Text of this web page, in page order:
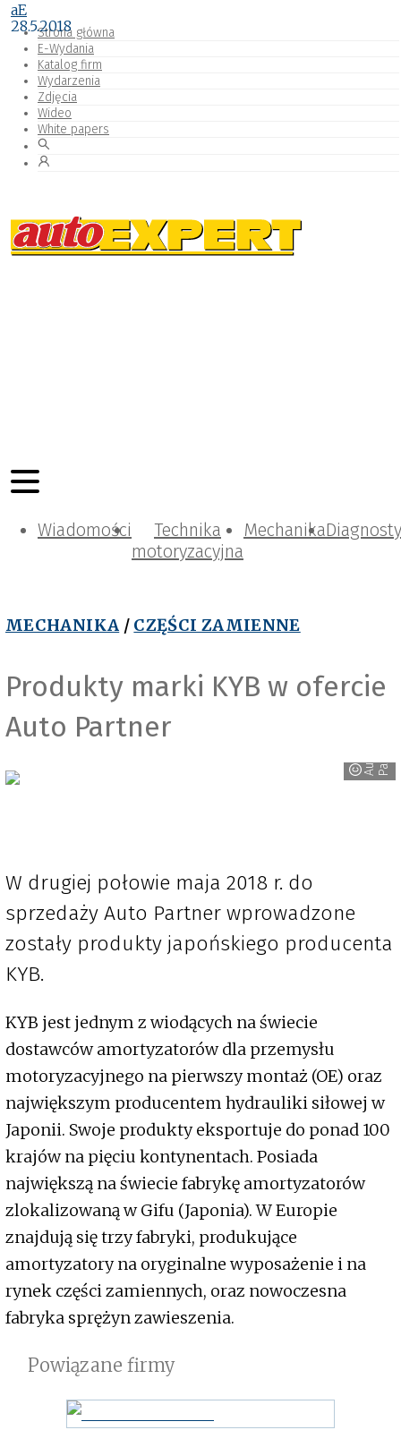
Strona główna
E-Wydania
Katalog firm
Wydarzenia
Zdjęcia
Wideo
White papers
Wiadomości
Technika
motoryzacyjna
Mechanika
MECHANIKA / CZĘŚCI ZAMIENNE
Produkty marki KYB w ofercie
Auto Partner
A
u
t
o
P
a
r
t
n
er
aE
28.5.2018
W drugiej połowie maja 2018 r. do
sprzedaży Auto Partner wprowadzone
zostały produkty japońskiego producenta
KYB.
KYB jest jednym z wiodących na świecie
dostawców amortyzatorów dla przemysłu
motoryzacyjnego na pierwszy montaż (OE) oraz
największym producentem hydrauliki siłowej w
Japonii. Swoje produkty eksportuje do ponad 100
krajów na pięciu kontynentach. Posiada
największą na świecie fabrykę amortyzatorów
zlokalizowaną w Gifu (Japonia). W Europie
znajdują się trzy fabryki, produkujące
amortyzatory na oryginalne wyposażenie i na
rynek części zamiennych, oraz nowoczesna
fabryka sprężyn zawieszenia.
Powiązane firmy